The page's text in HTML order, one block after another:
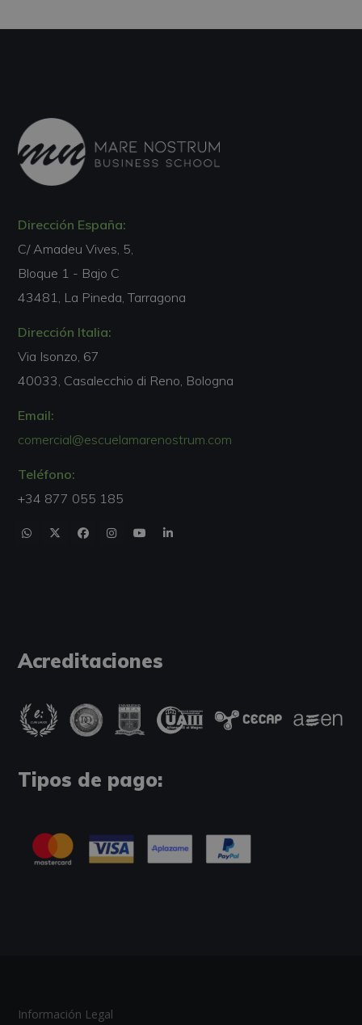
Dirección España:
C/ Amadeu Vives, 5,
Bloque 1 - Bajo C
43481, La Pineda, Tarragona
Dirección Italia:
Via Isonzo, 67
40033, Casalecchio di Reno, Bologna
Email:
comercial@escuelamarenostrum.com
Teléfono:
+34 877 055 185
Acreditaciones
Tipos de pago:
Información Legal